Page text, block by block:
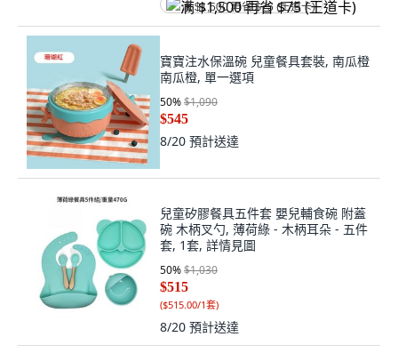
满 $1,500 再省 $75 (王道卡)
寶寶注水保溫碗 兒童餐具套裝, 南瓜橙
南瓜橙, 單一選項
50%$1,090
$545
8/20 預計送達
兒童矽膠餐具五件套 嬰兒輔食碗 附蓋
碗 木柄叉勺, 薄荷綠 - 木柄耳朵 - 五件
套, 1套, 詳情見圖
50%$1,030
$515
($515.00/1套)
8/20 預計送達